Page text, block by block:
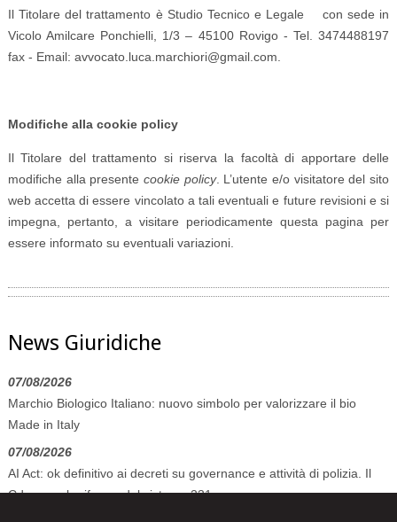
Il Titolare del trattamento è Studio Tecnico e Legale con sede in
Vicolo Amilcare Ponchielli, 1/3 – 45100 Rovigo - Tel. 3474488197
fax - Email: avvocato.luca.marchiori@gmail.com.
Modifiche alla cookie policy
Il Titolare del trattamento si riserva la facoltà di apportare delle
modifiche alla presente cookie policy. L’utente e/o visitatore del sito
web accetta di essere vincolato a tali eventuali e future revisioni e si
impegna, pertanto, a visitare periodicamente questa pagina per
essere informato su eventuali variazioni.
News Giuridiche
07/08/2026
Marchio Biologico Italiano: nuovo simbolo per valorizzare il bio
Made in Italy
07/08/2026
AI Act: ok definitivo ai decreti su governance e attività di polizia. Il
Cdm vara la riforma del sistema 231